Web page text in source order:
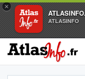
×
ATLASINFO